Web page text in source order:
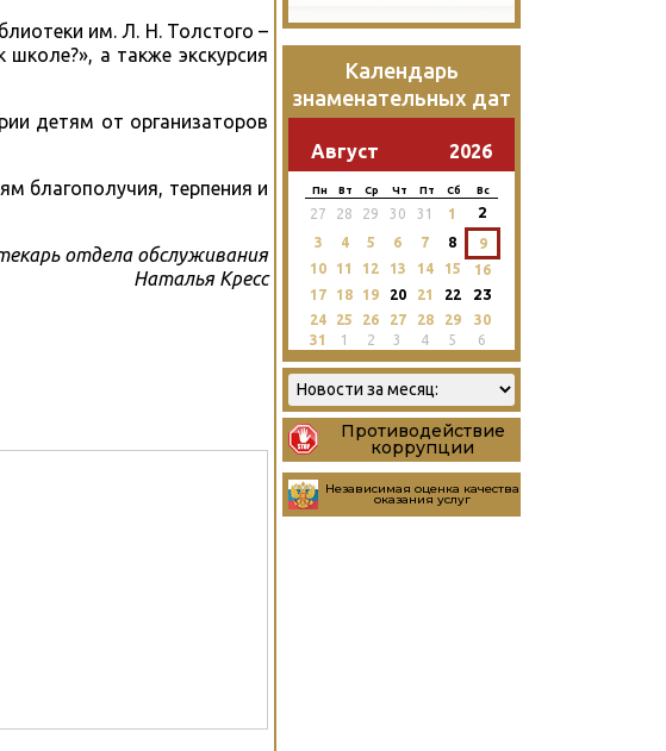
им. Л. Н. Толстого –
а также экскурсия
детям от организаторов
благополучия, терпения и
отдела обслуживания
Наталья Кресс
Календарь
знаменательных дат
Август 2026
Пн Вт Ср Чт Пт Сб Вс
27 28 29 30 31 1 2
3 4 5 6 7 8
9
10
11 12 13 14 15
16
17
18 19 20 21 22 23
24 25 26 27 28 29
30
31
1 2 3 4 5 6
Противодействие
коррупции
Независимая оценка качества
оказания услуг